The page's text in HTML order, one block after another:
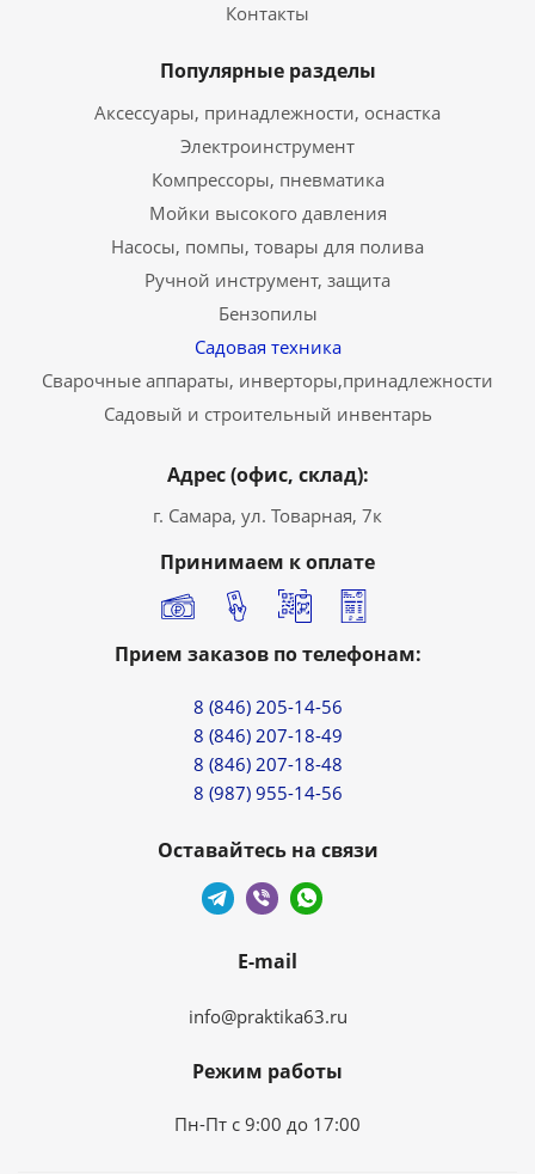
Контакты
Популярные разделы
Аксессуары, принадлежности, оснастка
Электроинструмент
Компрессоры, пневматика
Мойки высокого давления
Насосы, помпы, товары для полива
Ручной инструмент, защита
Бензопилы
Садовая техника
Сварочные аппараты, инверторы,принадлежности
Садовый и строительный инвентарь
Адрес (офис, склад):
г. Самара, ул. Товарная, 7к
Принимаем к оплате
Прием заказов по телефонам:
8 (846) 205-14-56
8 (846) 207-18-49
8 (846) 207-18-48
8 (987) 955-14-56
Оставайтесь на связи
E-mail
info@praktika63.ru
Режим работы
Пн-Пт с 9:00 до 17:00